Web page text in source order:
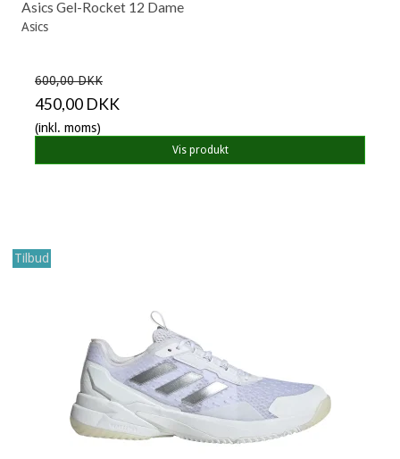
Asics Gel-Rocket 12 Dame
Asics
600,00 DKK
450,00 DKK
(inkl. moms)
Vis produkt
Tilbud